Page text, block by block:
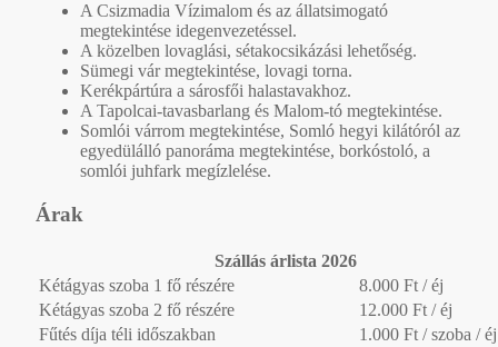
A Csizmadia Vízimalom és az állatsimogató
megtekintése idegenvezetéssel.
A közelben lovaglási, sétakocsikázási lehetőség.
Sümegi vár megtekintése, lovagi torna.
Kerékpártúra a sárosfői halastavakhoz.
A Tapolcai-tavasbarlang és Malom-tó megtekintése.
Somlói várrom megtekintése, Somló hegyi kilátóról az
egyedülálló panoráma megtekintése, borkóstoló, a
somlói juhfark megízlelése.
Árak
Szállás árlista 2026
Kétágyas szoba 1 fő részére
8.000 Ft / éj
Kétágyas szoba 2 fő részére
12.000 Ft / éj
Fűtés díja téli időszakban
1.000 Ft / szoba / éj